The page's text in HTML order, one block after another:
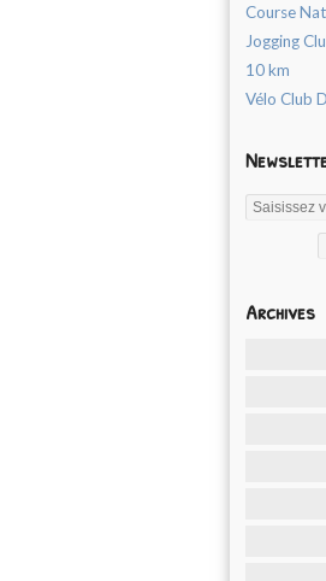
Course
Jogging
10 km
Vélo Club
Archives